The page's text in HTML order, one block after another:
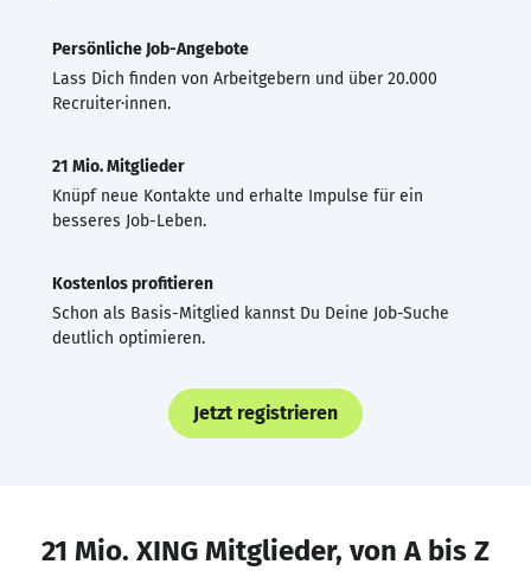
Persönliche Job-Angebote
Lass Dich finden von Arbeitgebern und über 20.000
Recruiter·innen.
21 Mio. Mitglieder
Knüpf neue Kontakte und erhalte Impulse für ein
besseres Job-Leben.
Kostenlos profitieren
Schon als Basis-Mitglied kannst Du Deine Job-Suche
deutlich optimieren.
Jetzt registrieren
21 Mio. XING Mitglieder, von A bis Z